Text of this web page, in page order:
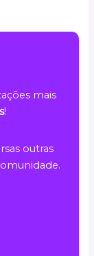
mais
!
outras